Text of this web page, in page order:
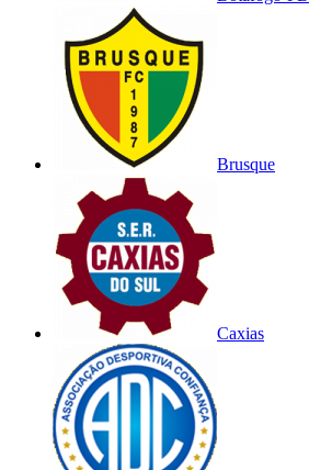
Brusque
Caxias